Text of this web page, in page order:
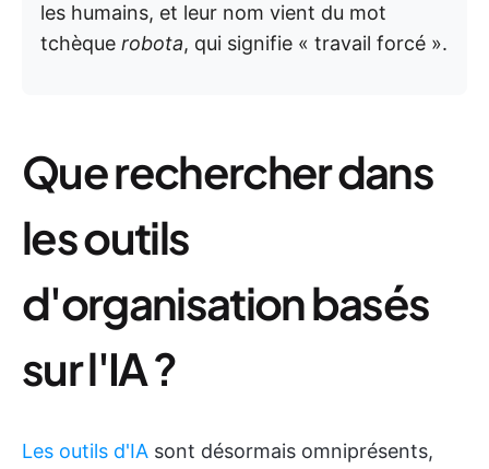
les humains, et leur nom vient du mot
tchèque robota, qui signifie « travail forcé ».
Que rechercher dans
les outils
d'organisation basés
sur l'IA ?
Les outils d'IA sont désormais omniprésents,